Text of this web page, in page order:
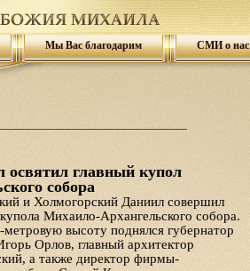
Мы Вас благодарим СМИ о нас
главный купол
собора
и Холмогорский Даниил совершил
Михаило-Архангельского собора.
высоту поднялся губернатор
Орлов, главный архитектор
а также директор фирмы-